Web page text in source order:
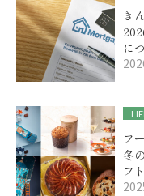
き
に
フ
冬
フト